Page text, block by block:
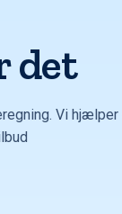
det
Vi hjælper